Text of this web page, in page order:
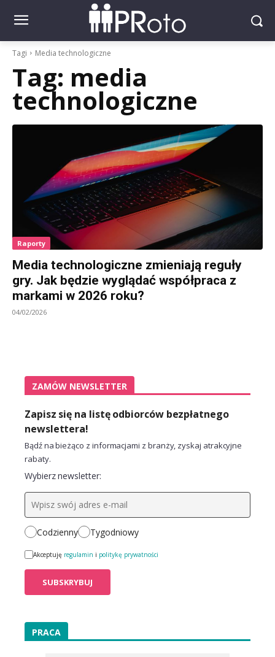
Tagi Media technologiczne
Tag: media
technologiczne
Raporty
Media technologiczne zmieniają reguły
gry. Jak będzie wyglądać współpraca z
markami w 2026 roku?
04/02/2026
ZAMÓW NEWSLETTER
Zapisz się na listę odbiorców bezpłatnego
newslettera!
Bądź na bieżąco z informacjami z branży, zyskaj atrakcyjne
rabaty.
Wybierz newsletter:
Codzienny Tygodniowy
Akceptuję regulamin i politykę prywatności
PRACA